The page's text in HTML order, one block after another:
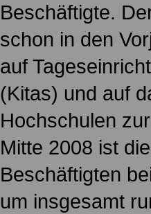
Beschäftigte.
schon in den
auf
(Kitas) und auf
Hochschulen
Mitte 2008 ist
Beschäftigten
um insgesamt